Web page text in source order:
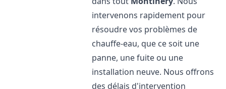
intervenons rapidement pour
résoudre vos problèmes de
chauffe-eau, que ce soit une
panne, une fuite ou une
installation neuve. Nous offrons
des délais d'intervention